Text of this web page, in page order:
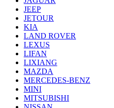
JEEP
JETOUR
KIA
LAND ROVER
LEXUS
LIFAN
LIXIANG
MAZDA
MERCEDES-BENZ
MINI
MITSUBISHI